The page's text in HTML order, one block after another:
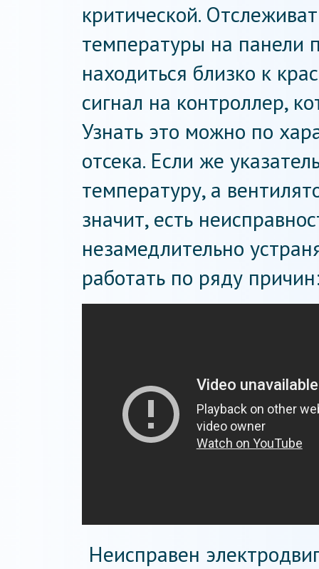
критической.
температуры на панели
находиться близко к
сигнал на контроллер,
Узнать это можно по
отсека. Если же
температуру, а
значит, есть
незамедлительно
работать по ряду
Неисправен